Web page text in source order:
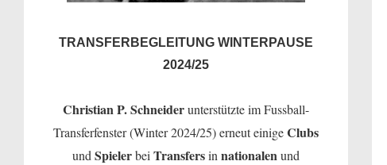
TRANSFERBEGLEITUNG WINTERPAUSE
2024/25
Christian P. Schneiderunterstützte im Fussball-
Transferfenster (Winter 2024/25) erneut einigeClubs
und Spielerbei Transfersin nationalenund